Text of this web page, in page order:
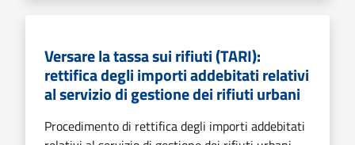
Versare la tassa sui rifiuti (TARI):
rettifica degli importi addebitati relativi
al servizio di gestione dei rifiuti urbani
Procedimento di rettifica degli importi addebitati